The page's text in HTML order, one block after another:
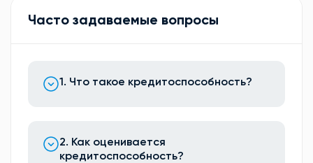
Часто задаваемые вопросы
1. Что такое кредитоспособность?
2. Как оценивается
кредитоспособность?